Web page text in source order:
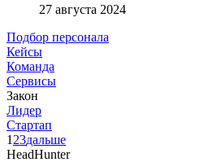
27 августа 2024
Подбор персонала
Кейсы
Команда
Сервисы
Закон
Лидер
Стартап
1 23дальше
HeadHunter